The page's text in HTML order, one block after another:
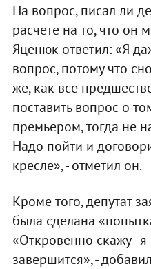
На вопрос, писал ли
расчете на то, что он
Яценюк ответил: «Я
вопрос, потому что
же, как все
поставить вопрос о
премьером, тогда не
Надо пойти и
кресле», - отметил он.
Кроме того, депутат
была сделана
«Откровенно скажу -
завершится», -